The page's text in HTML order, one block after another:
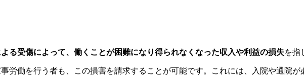
る受傷によって、働くことが困難になり得られなくなった収入や利益の損失を指
労働を行う者も、この損害を請求することが可能です。これには、入院や通院